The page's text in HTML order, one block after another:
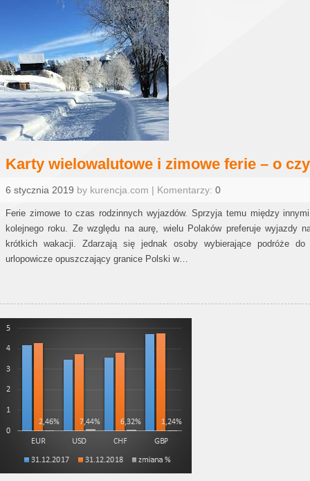
Karty wielowalutowe i zimowe ferie – o
6 stycznia 2019 by kurencja.com | Komentarzy: 0
Ferie zimowe to czas rodzinnych wyjazdów. Sprzyja temu między
kolejnego roku. Ze względu na aurę, wielu Polaków preferuje wyjazdy
krótkich wakacji. Zdarzają się jednak osoby wybierające podróże
urlopowicze opuszczający granice Polski w…